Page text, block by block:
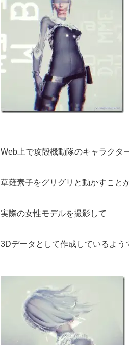
Web上で攻殻機動隊のキャラクタ
草薙素子をグリグリと動かすこと
実際の女性モデルを撮影して
3Dデータとして作成しているよう